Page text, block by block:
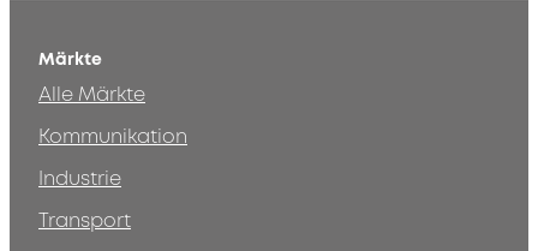
Märkte
Alle Märkte
Kommunikation
Industrie
Transport